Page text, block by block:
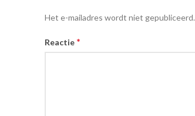
Het e-mailadres wordt niet gepubliceerd.
Reactie *